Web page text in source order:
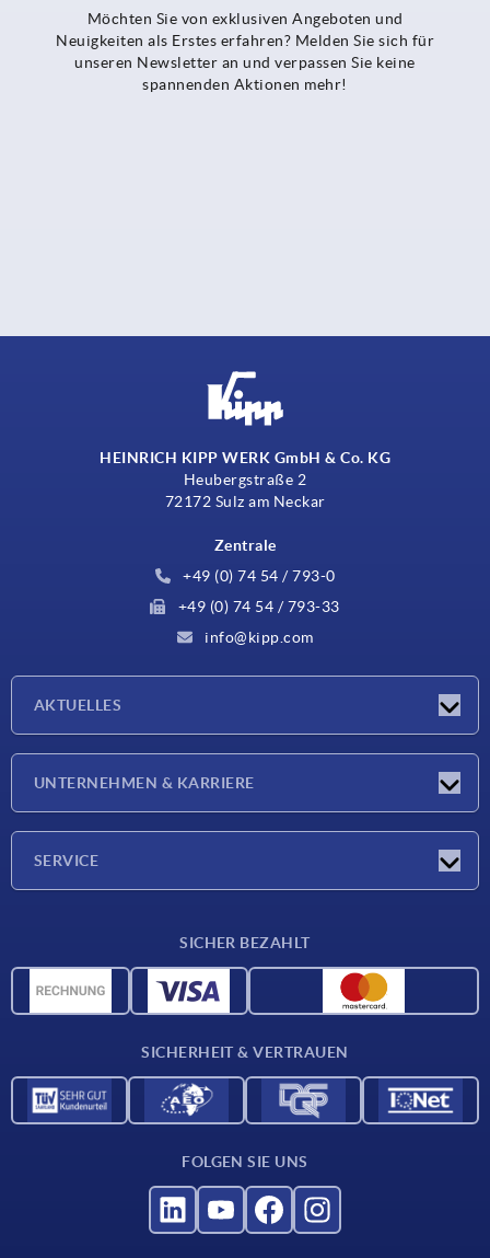
Möchten Sie von exklusiven Angeboten und
Neuigkeiten als Erstes erfahren? Melden Sie sich für
unseren Newsletter an und verpassen Sie keine
spannenden Aktionen mehr!
HEINRICH KIPP WERK GmbH & Co. KG
Heubergstraße 2
72172 Sulz am Neckar
Zentrale
+49 (0) 74 54 / 793-0
+49 (0) 74 54 / 793-33
info@kipp.com
AKTUELLES
Presseberichte
UNTERNEHMEN & KARRIERE
SERVICE
Werkstoffübersicht
SICHER BEZAHLT
SICHERHEIT & VERTRAUEN
FOLGEN SIE UNS